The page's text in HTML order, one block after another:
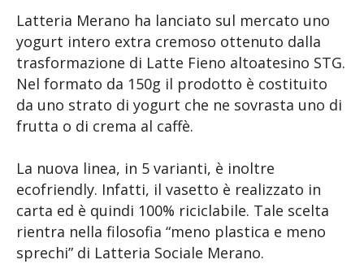
Latteria Merano ha lanciato sul mercato uno
yogurt intero extra cremoso ottenuto dalla
trasformazione di Latte Fieno altoatesino STG.
Nel formato da 150g il prodotto è costituito
da uno strato di yogurt che ne sovrasta uno di
frutta o di crema al caffè.
La nuova linea, in 5 varianti, è inoltre
ecofriendly. Infatti, il vasetto è realizzato in
carta ed è quindi 100% riciclabile. Tale scelta
rientra nella filosofia “meno plastica e meno
sprechi” di Latteria Sociale Merano.